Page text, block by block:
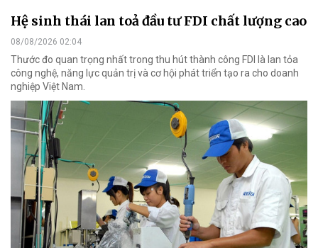
Hệ sinh thái lan toả đầu tư FDI chất lượng cao
08/08/2026 02:04
Thước đo quan trọng nhất trong thu hút thành công FDI là lan tỏa
công nghệ, năng lực quản trị và cơ hội phát triển tạo ra cho doanh
nghiệp Việt Nam.